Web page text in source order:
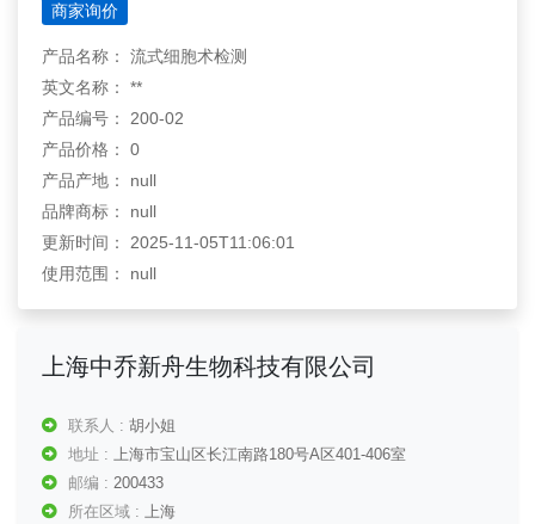
商家询价
产品名称： 流式细胞术检测
英文名称： **
产品编号： 200-02
产品价格： 0
产品产地： null
品牌商标： null
更新时间： 2025-11-05T11:06:01
使用范围： null
上海中乔新舟生物科技有限公司
联系人 : 胡小姐
地址 : 上海市宝山区长江南路180号A区401-406室
邮编 : 200433
所在区域 : 上海